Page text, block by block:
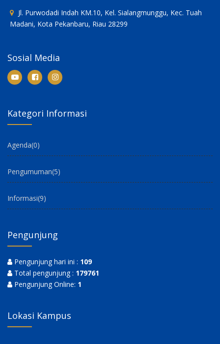
Jl. Purwodadi Indah KM.10, Kel. Sialangmunggu, Kec. Tuah
Madani, Kota Pekanbaru, Riau 28299
Sosial Media
Kategori Informasi
Agenda(0)
Pengumuman(5)
Informasi(9)
Pengunjung
Pengunjung hari ini : 109
Total pengunjung : 179761
Pengunjung Online: 1
Lokasi Kampus